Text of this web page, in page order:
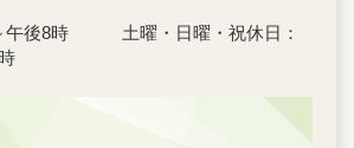
午後8時 土曜・日曜・祝休日：